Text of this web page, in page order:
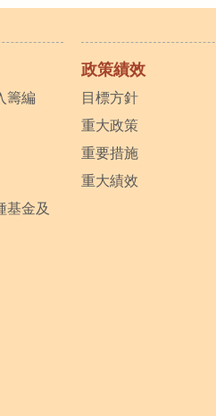
籌編
基金及
政策績效
目標方針
重大政策
重要措施
重大績效